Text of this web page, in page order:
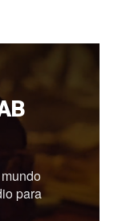
para